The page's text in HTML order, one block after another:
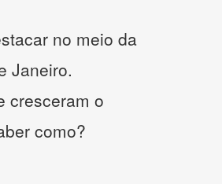
no meio da
Janeiro.
cresceram o
como?